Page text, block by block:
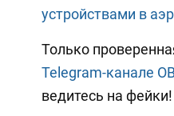
устройствами в
Только
Telegram-канале
ведитесь на фейки!